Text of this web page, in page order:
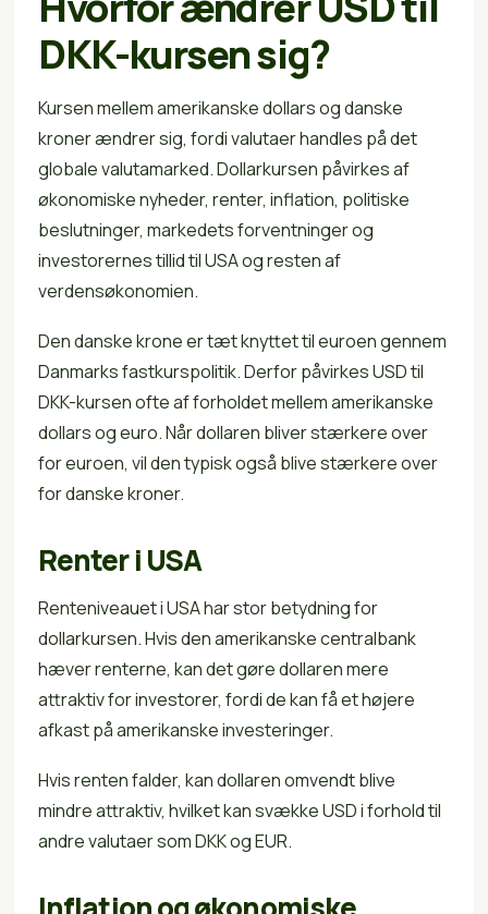
DKK-kursen sig?
Kursen mellem amerikanske dollars og danske
kroner ændrer sig, fordi valutaer handles på det
globale valutamarked. Dollarkursen påvirkes af
økonomiske nyheder, renter, inflation, politiske
beslutninger, markedets forventninger og
investorernes tillid til USA og resten af
verdensøkonomien.
Den danske krone er tæt knyttet til euroen gennem
Danmarks fastkurspolitik. Derfor påvirkes USD til
DKK-kursen ofte af forholdet mellem amerikanske
dollars og euro. Når dollaren bliver stærkere over
for euroen, vil den typisk også blive stærkere over
for danske kroner.
Renter i USA
Renteniveauet i USA har stor betydning for
dollarkursen. Hvis den amerikanske centralbank
hæver renterne, kan det gøre dollaren mere
attraktiv for investorer, fordi de kan få et højere
afkast på amerikanske investeringer.
Hvis renten falder, kan dollaren omvendt blive
mindre attraktiv, hvilket kan svække USD i forhold til
andre valutaer som DKK og EUR.